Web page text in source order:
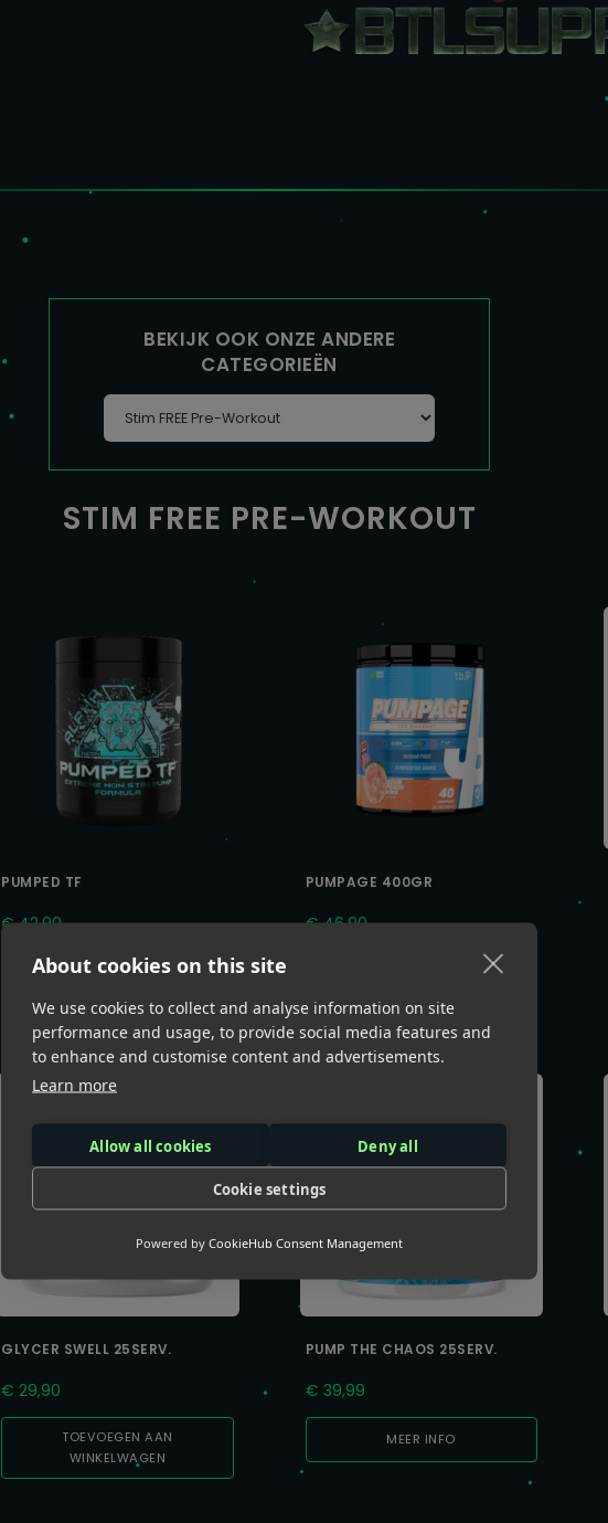
BEKIJK OOK ONZE ANDERE
CATEGORIEËN
STIM FREE PRE-WORKOUT
PUMPED TF
€42,90
MEER INFO
PUMPAGE 400GR
€46,90
GLYCER SWELL 25SERV.
€ 29,90
TOEVOEGEN AAN
WINKELWAGEN
PUMP THE CHAOS 25SERV.
€ 39,99
MEER INFO
About cookies on this site
We use cookies to collect and analyse information on site
performance and usage, to provide social media features and
to enhance and customise content and advertisements.
Learn more
Allow all cookies Deny all
Cookie settings
Powered by CookieHub Consent Management